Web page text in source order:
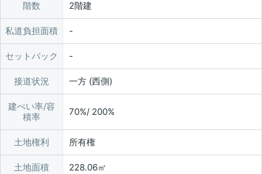
階数 2階建
私道負担面積
セットバック
接道状況 一方 (西側)
建ぺい率/容
積率
70%/ 200%
土地権利 所有権
土地面積 228.06㎡